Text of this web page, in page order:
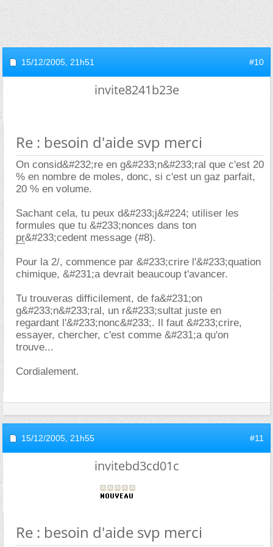
15/12/2005, 21h51 #10
invite8241b23e
Re : besoin d'aide svp merci
On consid&#232;re en g&#233;n&#233;ral que c'est 20
% en nombre de moles, donc, si c'est un gaz parfait,
20 % en volume.
Sachant cela, tu peux d&#233;j&#224; utiliser les
formules que tu &#233;nonces dans ton
pr&#233;cedent message (#8).
Pour la 2/, commence par &#233;crire l'&#233;quation
chimique, &#231;a devrait beaucoup t'avancer.
Tu trouveras difficilement, de fa&#231;on
g&#233;n&#233;ral, un r&#233;sultat juste en
regardant l'&#233;nonc&#233;. Il faut &#233;crire,
essayer, chercher, c'est comme &#231;a qu'on
trouve...
Cordialement.
15/12/2005, 21h55 #11
invitebd3cd01c
Re : besoin d'aide svp merci